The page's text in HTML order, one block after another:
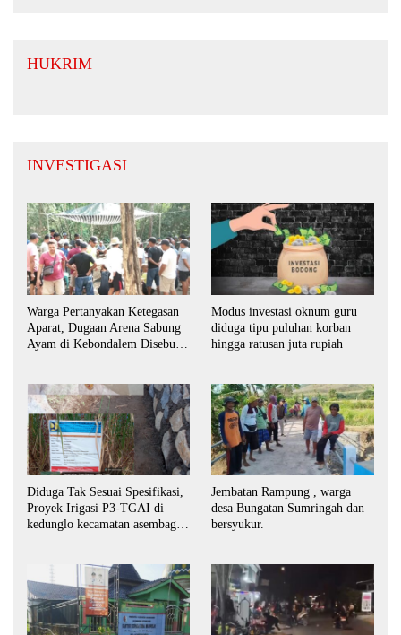
HUKRIM
INVESTIGASI
Warga Pertanyakan Ketegasan
Aparat, Dugaan Arena Sabung
Ayam di Kebondalem Disebut
Modus investasi oknum guru
diduga tipu puluhan korban
hingga ratusan juta rupiah
Diduga Tak Sesuai Spesifikasi,
Proyek Irigasi P3-TGAI di
kedunglo kecamatan asembagus
Jembatan Rampung , warga
desa Bungatan Sumringah dan
bersyukur.